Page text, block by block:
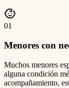
01
Menores con
Muchos menores
alguna condición
acompañamiento,